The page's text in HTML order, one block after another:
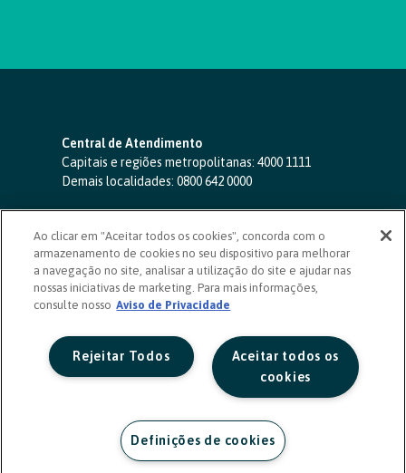
Central de Atendimento
Capitais e regiões metropolitanas: 4000 1111
Demais localidades: 0800 642 0000
SAC 24 horas-0800 724 4420
Ouvidoria
0800 725 0996
(de segunda a sexta, das 8h às 20h)
ouvidoriasicoob.com.br
Deficientes auditivos ou de fala
Ao clicar em "Aceitar todos os cookies", concorda com o
armazenamento de cookies no seu dispositivo para melhorar
a navegação no site, analisar a utilização do site e ajudar nas
nossas iniciativas de marketing. Para mais informações,
consulte nosso Aviso de Privacidade
Aceitar todos os
cookies
Rejeitar Todos
Definições de cookies